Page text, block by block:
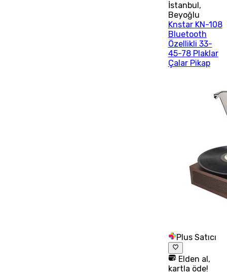
İstanbul ,
Beyoğlu
Knstar KN-108
Bluetooth
Özellikli 33-
45-78 Plaklar
Çalar Pikap
Plus Satıcı
Elden al,
kartla öde!